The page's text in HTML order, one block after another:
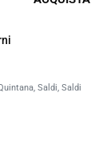
, Saldi, Saldi